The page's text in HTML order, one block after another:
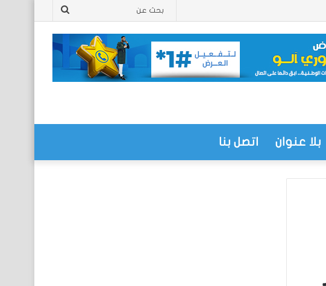
بحث
بلا عنوان اتصل بنا